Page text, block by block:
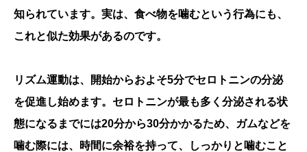
知られています。実は、食べ物を噛むという行為にも、
これと似た効果があるのです。
リズム運動は、開始からおよそ5分でセロトニンの分泌
を促進し始めます。セロトニンが最も多く分泌される状
態になるまでには20分から30分かかるため、ガムなどを
噛む際には、時間に余裕を持って、しっかりと噛むこと